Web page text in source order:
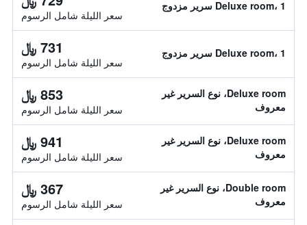
Deluxe room، 1 سرير مزدوج
سعر الليلة شامل الرسوم
Deluxe room، 1 سرير مزدوج 731 ﷼
سعر الليلة شامل الرسوم
Deluxe room، نوع السرير غير
معروف
853 ﷼
سعر الليلة شامل الرسوم
Deluxe room، نوع السرير غير
معروف
941 ﷼
سعر الليلة شامل الرسوم
Double room، نوع السرير غير
معروف
367 ﷼
سعر الليلة شامل الرسوم